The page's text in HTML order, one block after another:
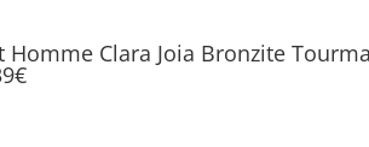
Homme Clara Joia Bronzite